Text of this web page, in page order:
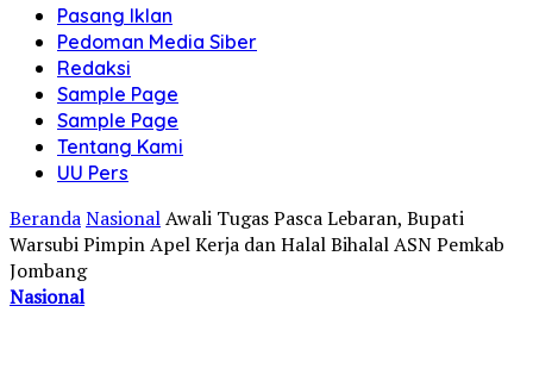
Pasang Iklan
Pedoman Media Siber
Redaksi
Sample Page
Sample Page
Tentang Kami
UU Pers
BerandaNasionalAwali Tugas Pasca Lebaran, Bupati
Warsubi Pimpin Apel Kerja dan Halal Bihalal ASN Pemkab
Jombang
Nasional